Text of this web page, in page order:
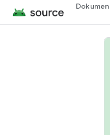
Dokumen